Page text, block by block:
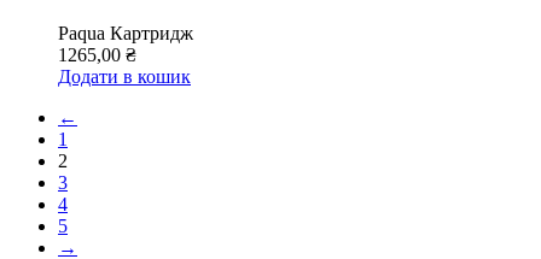
Paqua Картридж
1265,00 ₴
Додати в кошик
←
1
2
3
4
5
→